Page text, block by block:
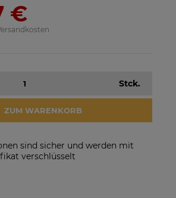
€
Stck.
ZUM WARENKORB
sind sicher und werden mit
verschlüsselt